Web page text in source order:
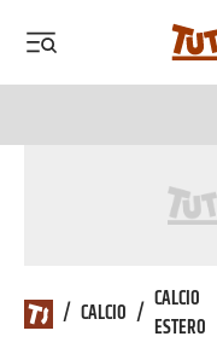
/ CALCIO / CALCIO
ESTERO